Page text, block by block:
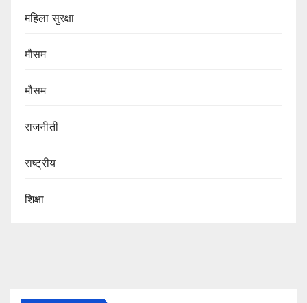
महिला सुरक्षा
मौसम
मौसम
राजनीती
राष्ट्रीय
शिक्षा